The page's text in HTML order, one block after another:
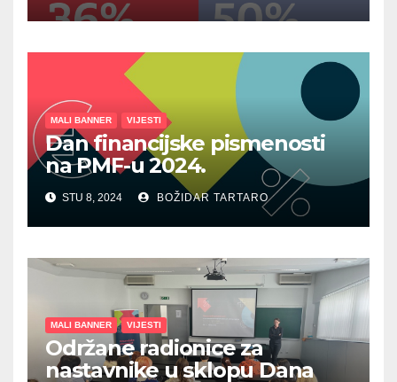
MALI BANNER VIJESTI
Dan financijske pismenosti
na PMF-u 2024.
STU 8, 2024 BOŽIDAR TARTARO
MALI BANNER VIJESTI
Održane radionice za
nastavnike u sklopu Dana